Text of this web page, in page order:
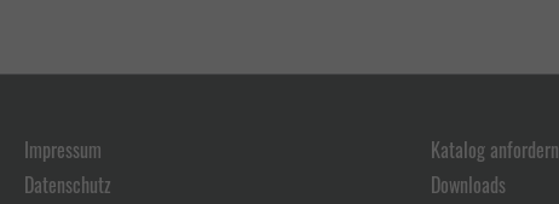
Impressum
Datenschutz
Katalog anfordern
Downloads